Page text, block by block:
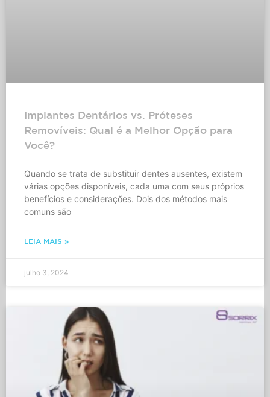
Implantes Dentários vs. Próteses
Removíveis: Qual é a Melhor Opção para
Você?
Quando se trata de substituir dentes ausentes, existem
várias opções disponíveis, cada uma com seus próprios
benefícios e considerações. Dois dos métodos mais
comuns são
LEIA MAIS »
julho 3, 2024